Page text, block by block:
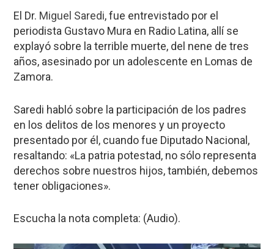
El Dr. Miguel Saredi, fue entrevistado por el
periodista Gustavo Mura en Radio Latina, allí se
explayó sobre la terrible muerte, del nene de tres
años, asesinado por un adolescente en Lomas de
Zamora.
Saredi habló sobre la participación de los padres
en los delitos de los menores y un proyecto
presentado por él, cuando fue Diputado Nacional,
resaltando: «La patria potestad, no sólo representa
derechos sobre nuestros hijos, también, debemos
tener obligaciones».
Escucha la nota completa: (Audio).